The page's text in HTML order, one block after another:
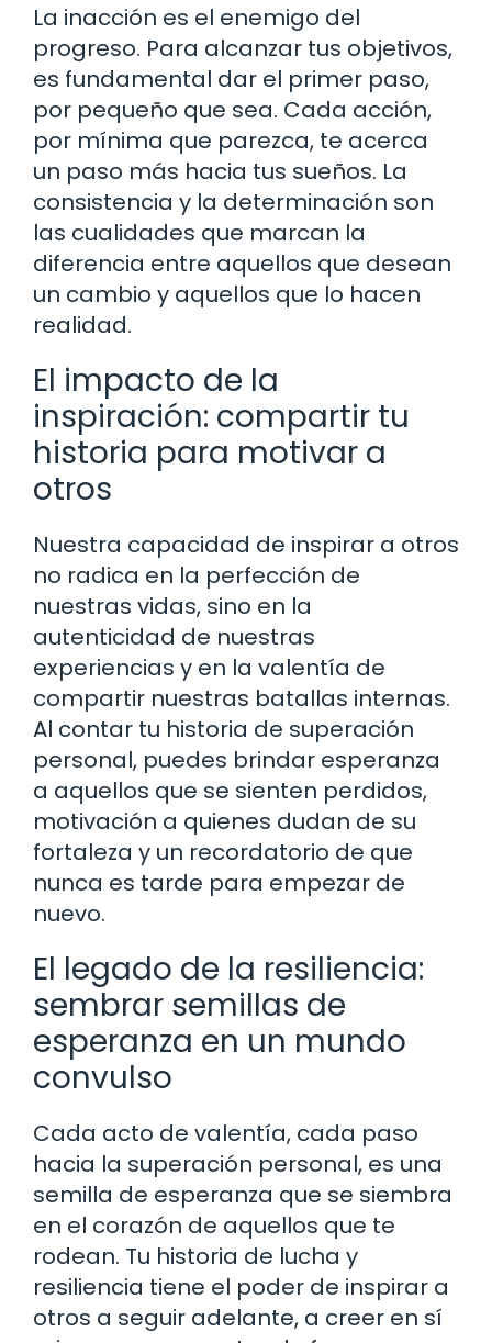
La inacción es el enemigo del
progreso. Para alcanzar tus objetivos,
es fundamental dar el primer paso,
por pequeño que sea. Cada acción,
por mínima que parezca, te acerca
un paso más hacia tus sueños. La
consistencia y la determinación son
las cualidades que marcan la
diferencia entre aquellos que desean
un cambio y aquellos que lo hacen
realidad.
El impacto de la
inspiración: compartir tu
historia para motivar a
otros
Nuestra capacidad de inspirar a otros
no radica en la perfección de
nuestras vidas, sino en la
autenticidad de nuestras
experiencias y en la valentía de
compartir nuestras batallas internas.
Al contar tu historia de superación
personal, puedes brindar esperanza
a aquellos que se sienten perdidos,
motivación a quienes dudan de su
fortaleza y un recordatorio de que
nunca es tarde para empezar de
nuevo.
El legado de la resiliencia:
sembrar semillas de
esperanza en un mundo
convulso
Cada acto de valentía, cada paso
hacia la superación personal, es una
semilla de esperanza que se siembra
en el corazón de aquellos que te
rodean. Tu historia de lucha y
resiliencia tiene el poder de inspirar a
otros a seguir adelante, a creer en sí